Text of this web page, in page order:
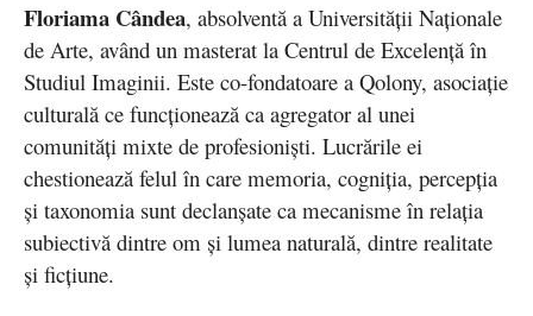
Floriama Cândea, absolventă a Universității Naționale
de Arte, având un masterat la Centrul de Excelență în
Studiul Imaginii. Este co-fondatoare a Qolony, asociație
culturală ce funcționează ca agregator al unei
comunități mixte de profesioniști. Lucrările ei
chestionează felul în care memoria, cogniția, percepția
și taxonomia sunt declanșate ca mecanisme în relația
subiectivă dintre om și lumea naturală, dintre realitate
și ficțiune.